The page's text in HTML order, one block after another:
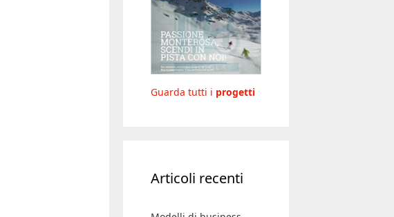
Guarda tutti i progetti
Articoli recenti